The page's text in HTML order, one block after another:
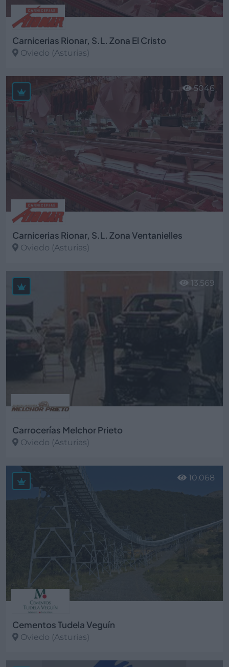
Carnicerias Rionar, S.L. Zona El Cristo
Oviedo (Asturias)
Ver más
Carnicerias Rionar, S.L. Zona Ventanielles
Oviedo (Asturias)
5046
Carrocerías Melchor Prieto
Oviedo (Asturias)
Ver más
13.569
Cementos Tudela Veguín
Oviedo (Asturias)
Ver más
10.068